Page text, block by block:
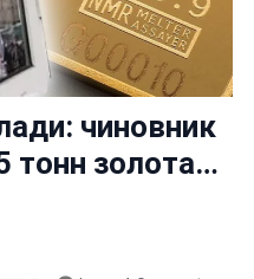
чиновник
золота…